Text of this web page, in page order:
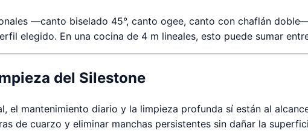
—canto biselado 45°, canto ogee, canto con chaflán
elegido. En una cocina de 4 m lineales, esto puede sumar
del Silestone
el mantenimiento diario y la limpieza profunda sí están al
de cuarzo y eliminar manchas persistentes sin dañar la